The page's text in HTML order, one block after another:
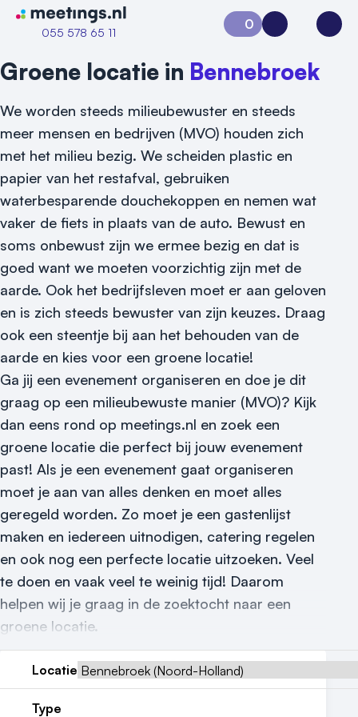
Naar home van Meetings
055 578 65 11
Vraag locatie aan
Locatiegids
Meld locatie aan
Nieuws
Contact
0
Aanvraag 0Inloggen
Groene locatie in Bennebroek
We worden steeds milieubewuster en steeds
meer mensen en bedrijven (MVO) houden zich
met het milieu bezig. We scheiden plastic en
papier van het restafval, gebruiken
waterbesparende douchekoppen en nemen wat
vaker de fiets in plaats van de auto. Bewust en
soms onbewust zijn we ermee bezig en dat is
goed want we moeten voorzichtig zijn met de
aarde. Ook het bedrijfsleven moet er aan geloven
en is zich steeds bewuster van zijn keuzes. Draag
ook een steentje bij aan het behouden van de
aarde en kies voor een groene locatie!
Ga jij een evenement organiseren en doe je dit
graag op een milieubewuste manier (MVO)? Kijk
dan eens rond op meetings.nl en zoek een
groene locatie die perfect bij jouw evenement
past! Als je een evenement gaat organiseren
moet je aan van alles denken en moet alles
geregeld worden. Zo moet je een gastenlijst
maken en iedereen uitnodigen, catering regelen
en ook nog een perfecte locatie uitzoeken. Veel
te doen en vaak veel te weinig tijd! Daarom
helpen wij je graag in de zoektocht naar een
groene locatie.
Locatie
Type